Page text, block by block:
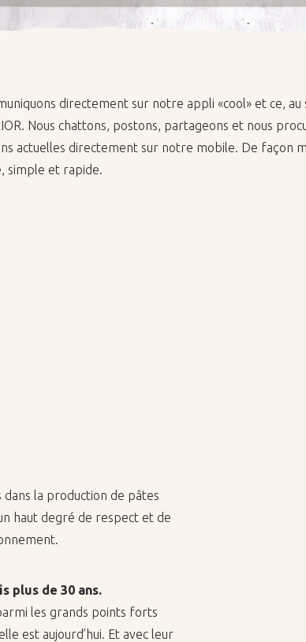
directement sur notre appli «cool» et ce, au
Nous chattons, postons, partageons et nous
actuelles directement sur notre mobile. De façon
simple et rapide.
dans la pro­duc­tion de pâtes
haut de­gré de res­pect et de
plus de 30 ans.
les grands points forts
est au­jour­d’hui. Et avec leur